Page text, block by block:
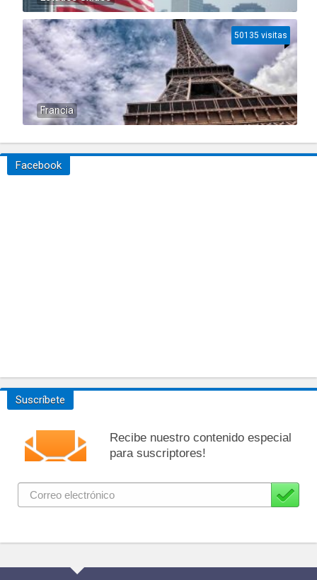
Francia
50135 visitas
Facebook
Suscríbete
Recibe nuestro contenido especial
para suscriptores!